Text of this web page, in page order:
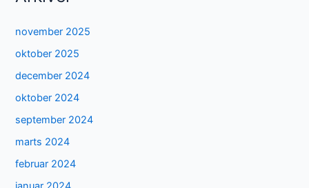
november 2025
oktober 2025
december 2024
oktober 2024
september 2024
marts 2024
februar 2024